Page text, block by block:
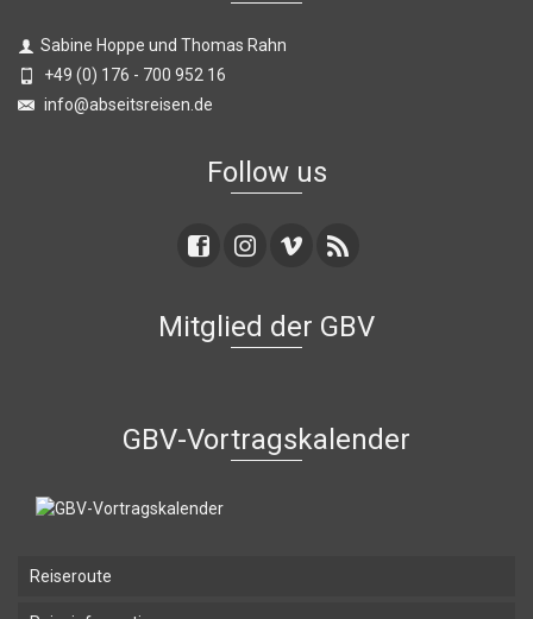
Sabine Hoppe und Thomas Rahn
+49 (0) 176 - 700 952 16
info@abseitsreisen.de
Follow us
Mitglied der GBV
GBV-Vortragskalender
Reiseroute